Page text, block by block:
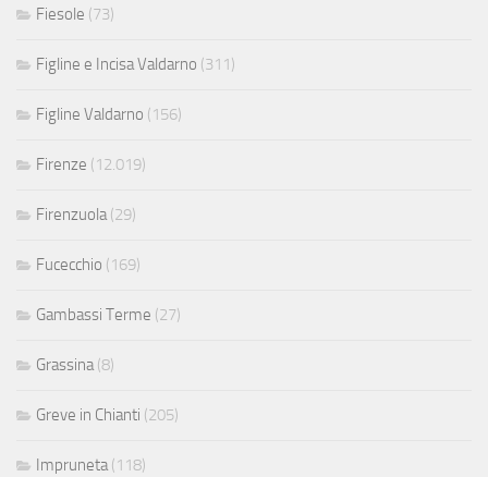
Fiesole (73)
Figline e Incisa Valdarno (311)
Figline Valdarno (156)
Firenze (12.019)
Firenzuola(29)
Fucecchio (169)
Gambassi Terme (27)
Grassina(8)
Greve in Chianti (205)
Impruneta(118)